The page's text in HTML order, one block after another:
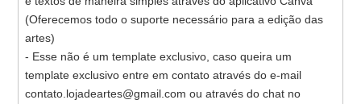
(Oferecemos todo o suporte necessário para a edição das
artes)
- Esse não é um template exclusivo, caso queira um
template exclusivo entre em contato através do e-mail
contato.lojadeartes@gmail.com ou através do chat no